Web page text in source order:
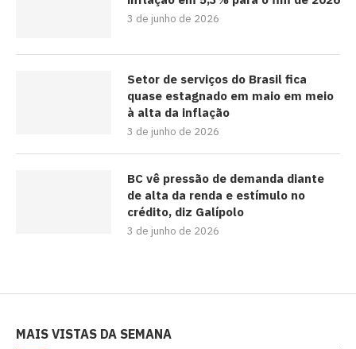
3 de junho de 2026
Setor de serviços do Brasil fica
quase estagnado em maio em meio
à alta da inflação
3 de junho de 2026
BC vê pressão de demanda diante
de alta da renda e estímulo no
crédito, diz Galípolo
3 de junho de 2026
MAIS VISTAS DA SEMANA